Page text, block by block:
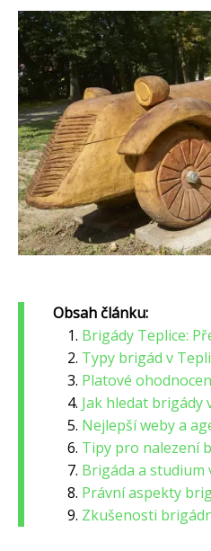
Obsah článku:
Brigády Teplice:
Typy brigád v
Platové
Jak hledat brigády
Nejlepší weby a
Tipy pro nalezení
Brigáda a studium
Právní aspekty
Zkušenosti